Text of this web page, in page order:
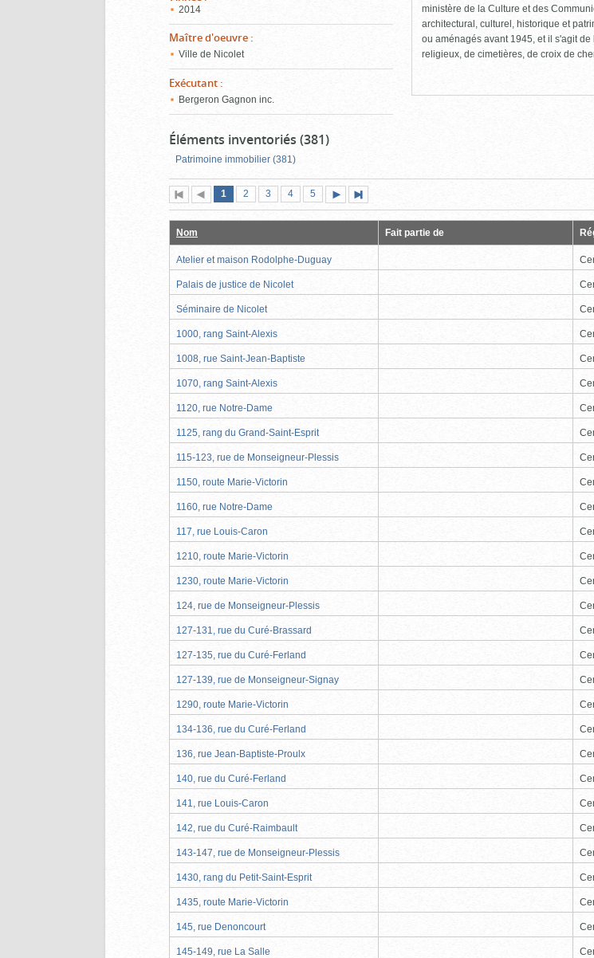
2014
Maître d'oeuvre :
Ville de Nicolet
Exécutant :
Bergeron Gagnon inc.
ministère de la Culture et des
architectural, culturel, historique et
ou aménagés avant 1945, et il s'agit
religieux, de cimetières, de croix de
Éléments inventoriés (381)
Patrimoine immobilier (381)
Première
page
Page
précédente
Page
1 (page
actuelle)
Page
2 Page
3 Page
4 Page
5
suivante
page
Nom Fait partie de
Atelier et maison Rodolphe-Duguay
Palais de justice de Nicolet
Séminaire de Nicolet
1000, rang Saint-Alexis
1008, rue Saint-Jean-Baptiste
1070, rang Saint-Alexis
1120, rue Notre-Dame
1125, rang du Grand-Saint-Esprit
115-123, rue de Monseigneur-Plessis
1150, route Marie-Victorin
1160, rue Notre-Dame
117, rue Louis-Caron
1210, route Marie-Victorin
1230, route Marie-Victorin
124, rue de Monseigneur-Plessis
127-131, rue du Curé-Brassard
127-135, rue du Curé-Ferland
127-139, rue de Monseigneur-Signay
1290, route Marie-Victorin
134-136, rue du Curé-Ferland
136, rue Jean-Baptiste-Proulx
140, rue du Curé-Ferland
141, rue Louis-Caron
142, rue du Curé-Raimbault
143-147, rue de Monseigneur-Plessis
1430, rang du Petit-Saint-Esprit
1435, route Marie-Victorin
145, rue Denoncourt
145-149, rue La Salle